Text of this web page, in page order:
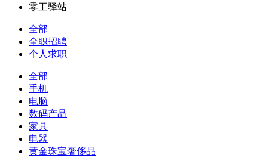
零工驿站
全部
全职招聘
个人求职
全部
手机
电脑
数码产品
家具
电器
黄金珠宝奢侈品